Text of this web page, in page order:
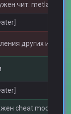
чит: metla.dll'
других игроков
cheat models